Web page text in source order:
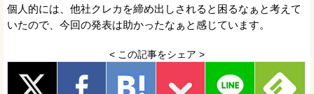
個人的には、他社クレカを締め出しされると困るなぁと考えて
いたので、今回の発表は助かったなぁと感じています。
< この記事をシェア >